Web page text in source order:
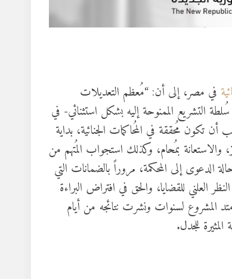
في مصر، إلى أن: “مُعظم التعديلات
التشريع الممنوحة إليه بشكل استثنائي- في
تكون مُحققة في المُحاكمات الجنائية، بداية
بمُحام، وكذلك استجواب المُتهم من
الدعوى إلى المحكمة، مروراً بالضمانات التي
العلني للقضايا، والحق في افتراض البراءة
المشروع لسنوات ونشرت نتائجه من أيام
للجدل.